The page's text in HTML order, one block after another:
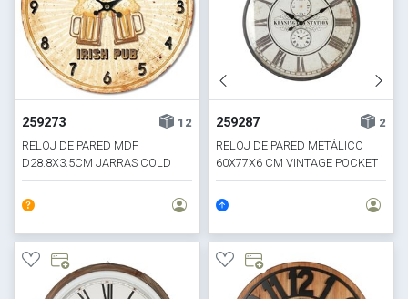
259273
12
RELOJ DE PARED MDF
D28.8X3.5CM JARRAS COLD
BEER
259287
2
RELOJ DE PARED METÁLICO
60X77X6 CM VINTAGE POCKET